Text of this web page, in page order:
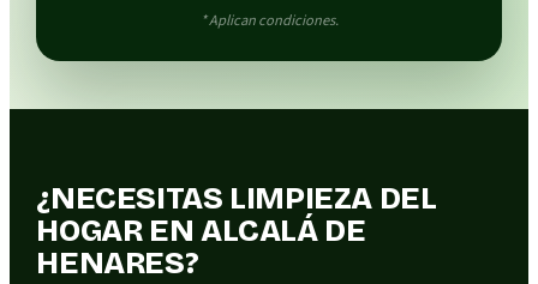
* Aplican condiciones.
¿NECESITAS LIMPIEZA DEL
HOGAR EN ALCALÁ DE
HENARES?